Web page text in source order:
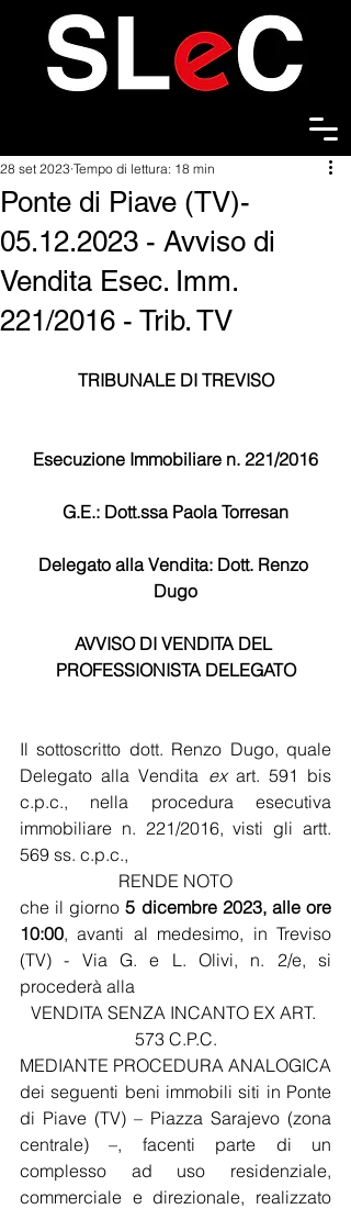
Ponte di Piave (TV)-
05.12.2023 - Avviso di
Vendita Esec. Imm.
221/2016 - Trib. TV
28 set 2023 Tempo di lettura: 18 min
TRIBUNALE DI TREVISO
Esecuzione Immobiliare n. 221/2016
G.E.: Dott.ssa Paola Torresan
Delegato alla Vendita: Dott. Renzo
Dugo
AVVISO DI VENDITA DEL
PROFESSIONISTA DELEGATO
Il sottoscritto dott. Renzo Dugo, quale
Delegato alla Vendita ex art. 591 bis
c.p.c., nella procedura esecutiva
immobiliare n. 221/2016, visti gli artt.
569 ss. c.p.c.,
RENDE NOTO
che il giorno 5 dicembre 2023, alle ore
10:00, avanti al medesimo, in Treviso
(TV) - Via G. e L. Olivi, n. 2/e, si
procederà alla
VENDITA SENZA INCANTO EX ART.
573 C.P.C.
MEDIANTE PROCEDURA ANALOGICA
dei seguenti beni immobili siti in Ponte
di Piave (TV) – Piazza Sarajevo (zona
centrale) –, facenti parte di un
complesso ad uso residenziale,
commerciale e direzionale, realizzato